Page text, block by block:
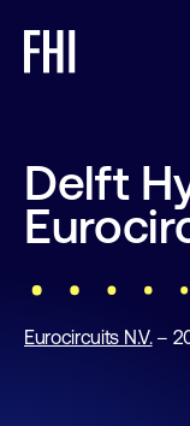
Delft
Eurocircuits N.V.–